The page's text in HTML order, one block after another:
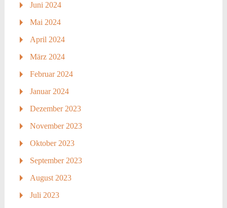
Juni 2024
Mai 2024
April 2024
März 2024
Februar 2024
Januar 2024
Dezember 2023
November 2023
Oktober 2023
September 2023
August 2023
Juli 2023